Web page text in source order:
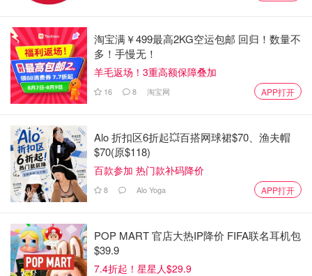
淘宝满￥499最高2KG空运包邮 回归！数量不
多！手慢无！
羊毛返场！3重高额保障叠加
16 8 淘宝网 APP打开
Alo 折扣区6折起💥百搭网球裙$70、渔夫帽
$70(原$118)
百款参加 热门款补码降价
8 Alo Yoga APP打开
POP MART 官店大热IP降价 FIFA联名耳机包
$39.9
7.4折起！星星人$29.9